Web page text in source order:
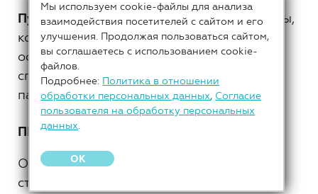
Пульпитомназывается воспаление пульпы,
которое зачастую является следствием
осложненногокариеса, но может быть
спровоцировано и другими
патологическими процессами.
ПРИЧИНЫ
Основными причинами пульпита
становятся:
Мы используем cookie-файлы для анализа
взаимодействия посетителей с сайтом и его
улучшения. Продолжая пользоваться сайтом,
вы соглашаетесь с использованием cookie-
файлов.
Подробнее: Политика в отношении
обработки персональных данных, Согласие
пользователя на обработку персональных
данных
OK